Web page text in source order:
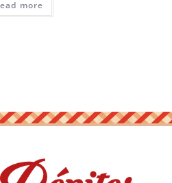
more